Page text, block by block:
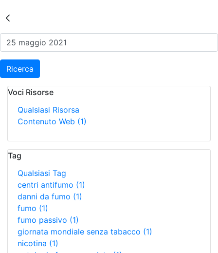
Risultati della Ricerca -
Ricerca
Voci Risorse
Qualsiasi Risorsa
Contenuto Web (1)
Tag
Qualsiasi Tag
centri antifumo (1)
danni da fumo (1)
fumo (1)
fumo passivo (1)
giornata mondiale senza tabacco (1)
nicotina (1)